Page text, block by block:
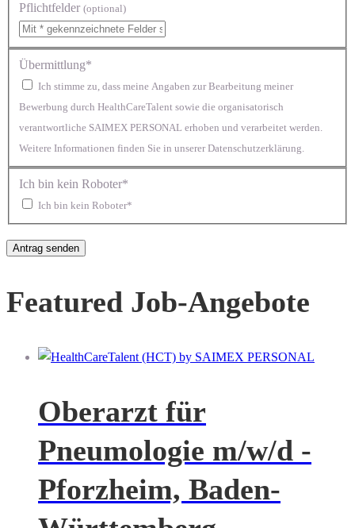
Pflichtfelder (optional)
Übermittlung*
Ich stimme zu, dass meine Angaben zur Bearbeitung meiner
Bewerbung durch HealthCareTalent sowie die organisatorisch
verantwortliche SAIMEX PERSONAL erhoben und verarbeitet werden.
Weitere Informationen finden Sie in unserer Datenschutzerklärung.
Ich bin kein Roboter*
Ich bin kein Roboter*
Featured Job-Angebote
Oberarzt für
Pneumologie m/w/d -
Pforzheim, Baden-